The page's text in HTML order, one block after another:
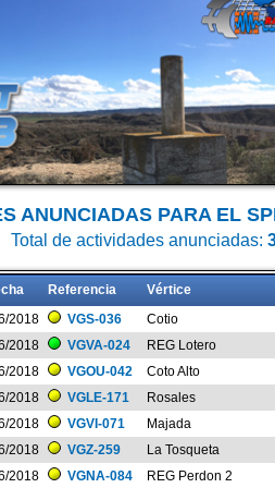
ANUNCIADAS PARA EL
Total de actividades anunciadas:
Referencia Vértice
2018 VGS-036 Cotio
2018 VGVA-024 REG Lotero
2018 VGOU-042 Coto Alto
2018 VGLE-171 Rosales
2018 VGVI-071 Majada
2018 VGZ-259 La Tosqueta
2018 VGNA-084 REG Perdon 2